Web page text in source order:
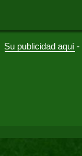
Su publicidad aquí -